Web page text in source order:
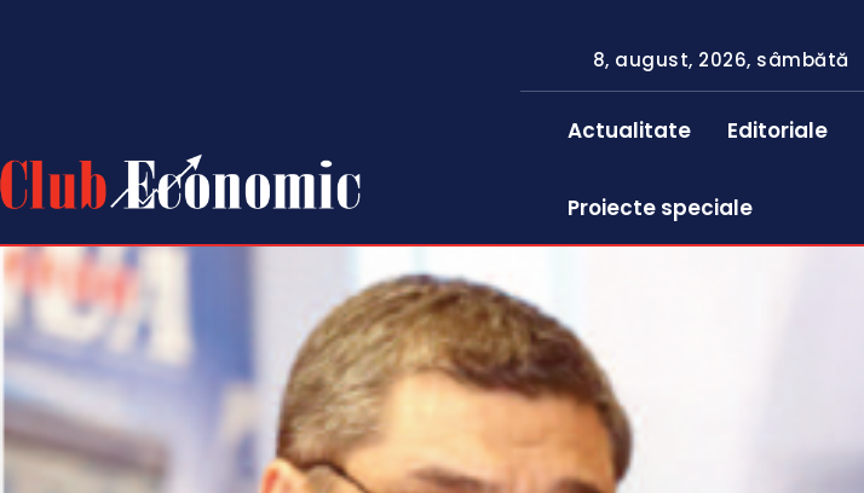
8, august, 2026, sâmbătă
Actualitate Editoriale
Proiecte speciale